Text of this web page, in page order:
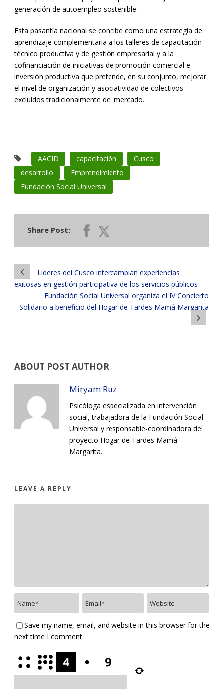
generación de autoempleo sostenible.
Esta pasantía nacional se concibe como una estrategia de
aprendizaje complementaria a los talleres de capacitación
técnico productiva y de gestión empresarial y a la
cofinanciación de iniciativas de promoción comercial e
inversión productiva que pretende, en su conjunto, mejorar
el nivel de organización y asociatividad de colectivos
excluidos tradicionalmente del mercado.
AACID capacitación
Cusco
desarrollo
Emprendimiento
Fundación Social Universal
Share Post:
Líderes del Cusco intercambian experiencias
exitosas en gestión participativa de los servicios públicos
Fundación Social Universal organiza el IV Concierto
Solidario a beneficio del Hogar de Tardes Mamá Margarita
ABOUT POST AUTHOR
Miryam Ruz
Psicóloga especializada en intervención
social, trabajadora de la Fundación Social
Universal y responsable-coordinadora del
proyecto Hogar de Tardes Mamá
Margarita.
LEAVE A REPLY
Save my name, email, and website in this browser for the
next time I comment.